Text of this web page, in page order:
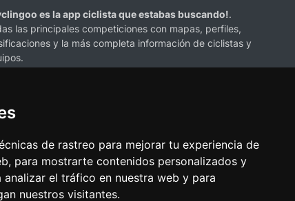
de rastreo para mejorar tu experiencia de
para mostrarte contenidos personalizados y
analizar el tráfico en nuestra web y para
nuestros visitantes.
es la app ciclista que estabas buscando!.
las principales competiciones con mapas, perfiles,
y la más completa información de ciclistas y
en esta página de resultados de ciclismo son propiedad de
únicamente con fines informativos y para la conveniencia de